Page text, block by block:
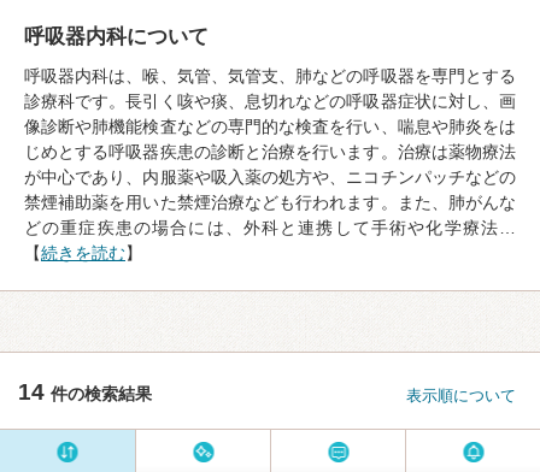
呼吸器内科について
呼吸器内科は、喉、気管、気管支、肺などの呼吸器を専門とする
診療科です。長引く咳や痰、息切れなどの呼吸器症状に対し、画
像診断や肺機能検査などの専門的な検査を行い、喘息や肺炎をは
じめとする呼吸器疾患の診断と治療を行います。治療は薬物療法
が中心であり、内服薬や吸入薬の処方や、ニコチンパッチなどの
禁煙補助薬を用いた禁煙治療なども行われます。また、肺がんな
どの重症疾患の場合には、外科と連携して手術や化学療法…
【続きを読む】
14 件の検索結果 表示順について